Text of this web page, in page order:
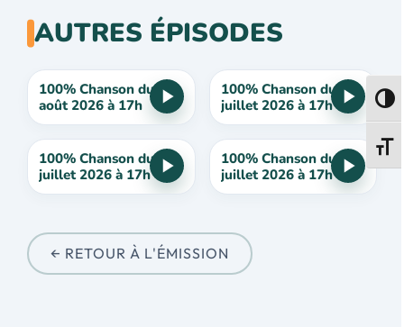
AUTRES ÉPISODES
100% Chanson du 5
août 2026 à 17h
100% Chanson du 29
juillet 2026 à 17h
100% Chanson du 22
juillet 2026 à 17h
100% Chanson du 15
juillet 2026 à 17h
← RETOUR À L'ÉMISSION